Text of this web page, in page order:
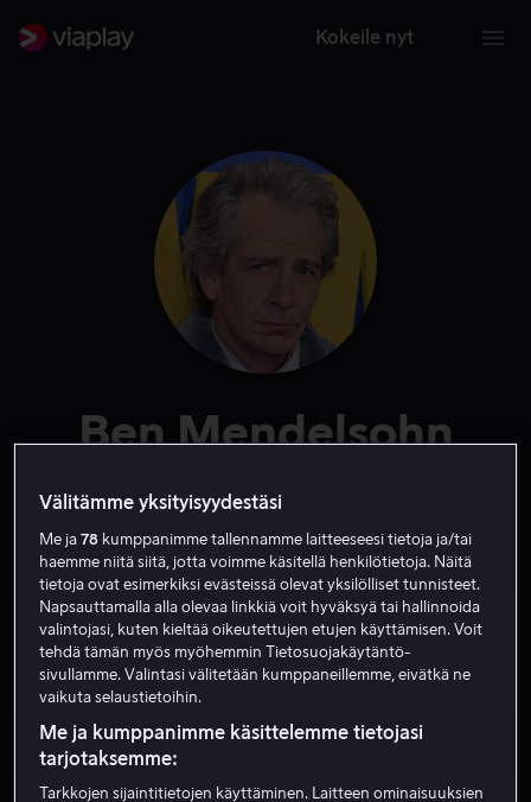
Kokeile nyt
Ben Mendelsohn
Vain meillä Alk. 4,99 €
Välitämme yksityisyydestäsi
Me ja78 kumppanimme tallennamme laitteeseesi tietoja ja/tai
haemme niitä siitä, jotta voimme käsitellä henkilötietoja. Näitä
tietoja ovat esimerkiksi evästeissä olevat yksilölliset tunnisteet.
Napsauttamalla alla olevaa linkkiä voit hyväksyä tai hallinnoida
valintojasi, kuten kieltää oikeutettujen etujen käyttämisen. Voit
tehdä tämän myös myöhemmin Tietosuojakäytäntö-
sivullamme. Valintasi välitetään kumppaneillemme, eivätkä ne
vaikuta selaustietoihin.
Me ja kumppanimme käsittelemme tietojasi
tarjotaksemme:
Tarkkojen sijaintitietojen käyttäminen. Laitteen ominaisuuksien